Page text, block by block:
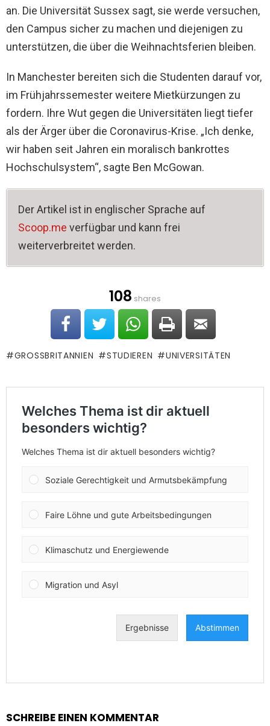
an. Die Universität Sussex sagt, sie werde versuchen,
den Campus sicher zu machen und diejenigen zu
unterstützen, die über die Weihnachtsferien bleiben.
In Manchester bereiten sich die Studenten darauf vor,
im Frühjahrssemester weitere Mietkürzungen zu
fordern. Ihre Wut gegen die Universitäten liegt tiefer
als der Ärger über die Coronavirus-Krise. „Ich denke,
wir haben seit Jahren ein moralisch bankrottes
Hochschulsystem“, sagte Ben McGowan.
Der Artikel ist in englischer Sprache auf
Scoop.me verfügbar und kann frei
weiterverbreitet werden.
108 shares
GROSSBRITANNIEN STUDIEREN UNIVERSITÄTEN
SCHREIBE EINEN KOMMENTAR